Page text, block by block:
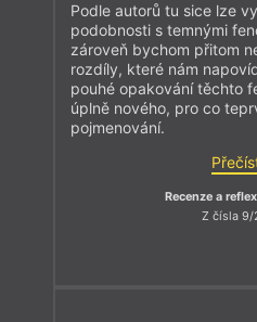
Podle autorů tu sice lze
podobnosti s temnými
zároveň bychom přitom
rozdíly, které nám
pouhé opakování těchto
úplně nového, pro co
pojmenování.
Recenze a
Z čísla 9/